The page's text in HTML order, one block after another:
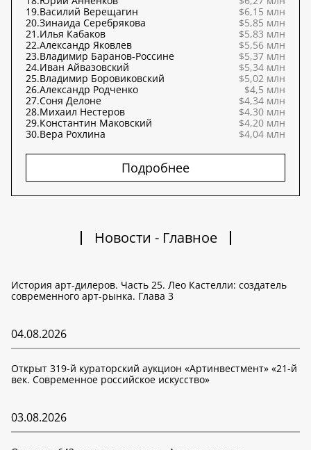
19.Василий Верещагин
$6,15 млн
20.Зинаида Серебрякова
$5,85 млн
21.Илья Кабаков
$5,83 млн
22.Александр Яковлев
$5,56 млн
23.Владимир Баранов-Россине
$5,37 млн
24.Иван Айвазовский
$5,34 млн
25.Владимир Боровиковский
$5,02 млн
26.Александр Родченко
$4,5 млн
27.Соня Делоне
$4,34 млн
28.Михаил Нестеров
$4,30 млн
29.Константин Маковский
$4,20 млн
30.Вера Рохлина $4,04 млн
Подробнее
Новости - Главное
История арт-дилеров. Часть 25. Лео Кастелли: создатель
современного арт-рынка. Глава 3
04.08.2026
Открыт 319-й кураторский аукцион «Артинвестмент» «21-й
век. Современное российское искусство»
03.08.2026